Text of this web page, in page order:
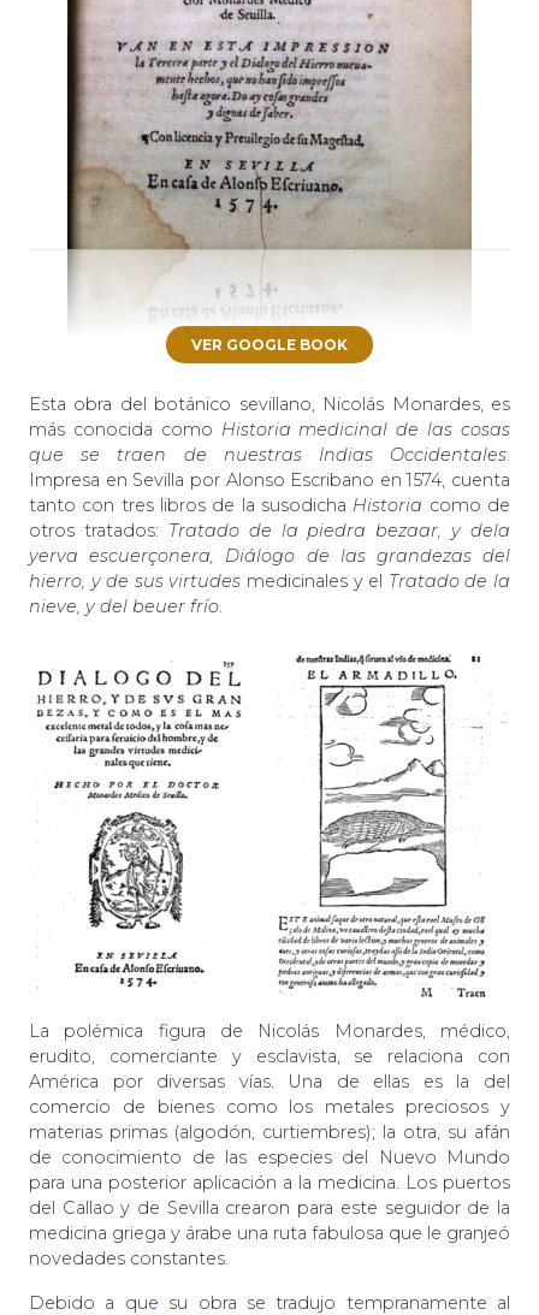
VER GOOGLE BOOK
Esta obra del botánico sevillano, Nicolás Monardes, es
más conocida como Historia medicinal de las cosas
que se traen de nuestras Indias Occidentales.
Impresa en Sevilla por Alonso Escribano en 1574, cuenta
tanto con tres libros de la susodicha Historia como de
otros tratados: Tratado de la piedra bezaar, y dela
yerva escuerçonera, Diálogo de las grandezas del
hierro, y de sus virtudes medicinales y el Tratado de la
nieve, y del beuer frío.
La polémica figura de Nicolás Monardes, médico,
erudito, comerciante y esclavista, se relaciona con
América por diversas vías. Una de ellas es la del
comercio de bienes como los metales preciosos y
materias primas (algodón, curtiembres); la otra, su afán
de conocimiento de las especies del Nuevo Mundo
para una posterior aplicación a la medicina. Los puertos
del Callao y de Sevilla crearon para este seguidor de la
medicina griega y árabe una ruta fabulosa que le granjeó
novedades constantes.
Debido a que su obra se tradujo tempranamente al